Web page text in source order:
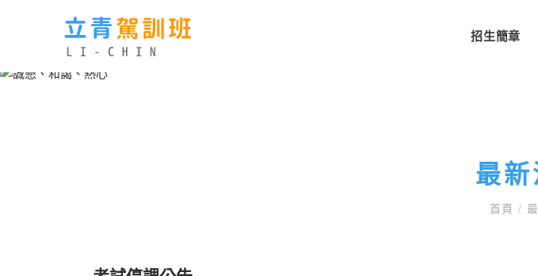
招生簡章
最新
首頁 /